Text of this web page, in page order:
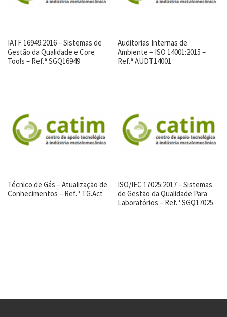
IATF 16949:2016 – Sistemas de
Gestão da Qualidade e Core
Tools – Ref.ª SGQ16949
Auditorias Internas de
Ambiente – ISO 14001:2015 –
Ref.ª AUDT14001
Técnico de Gás – Atualização de
Conhecimentos – Ref.ª TG.Act
ISO/IEC 17025:2017 – Sistemas
de Gestão da Qualidade Para
Laboratórios – Ref.ª SGQ17025